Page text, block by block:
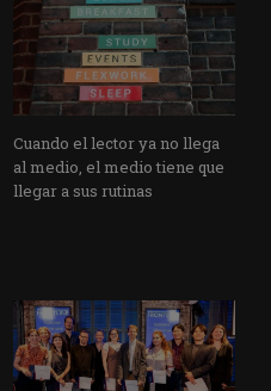
Cuando el lector ya no llega
al medio, el medio tiene que
llegar a sus rutinas